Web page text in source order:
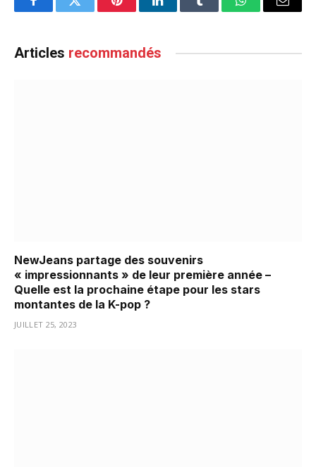
FacebookTwitter PinterestLinkedInTumblr WhatsAppEmail
Articles recommandés
NewJeans partage des souvenirs
« impressionnants » de leur première année –
Quelle est la prochaine étape pour les stars
montantes de la K-pop ?
JUILLET 25, 2023